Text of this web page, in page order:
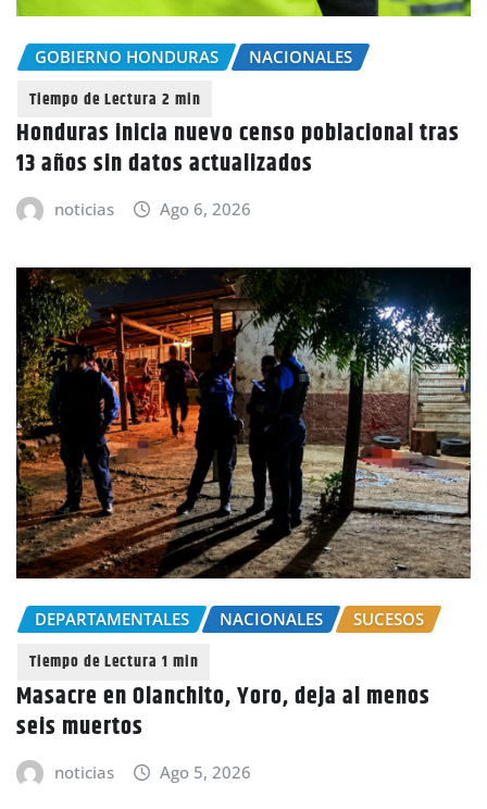
GOBIERNO HONDURAS NACIONALES
Honduras inicia nuevo censo poblacional tras
13 años sin datos actualizados
noticias Ago 6, 2026
DEPARTAMENTALES NACIONALES SUCESOS
Masacre en Olanchito, Yoro, deja al menos
seis muertos
noticias Ago 5, 2026